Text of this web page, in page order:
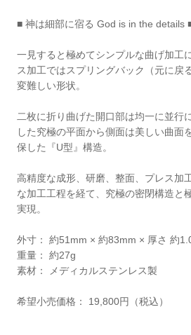
■ 神は細部に宿る God is in the details
一見すると極めてシンプルな曲げ加工
ス加工ではスプリングバック（元に戻
変難しい形状。
二枚に折り曲げた開口部は均一に並行
した究極の平面から側面は美しい曲面
保した『U型』構造。
高精度な成形、研磨、整面、プレス加
な加工工程を経て、究極の密閉構造と
実現。
外寸： 約51mm × 約83mm × 厚さ 約
重量： 約27g
素材： メディカルステンレス製
希望小売価格： 19,800円（税込）